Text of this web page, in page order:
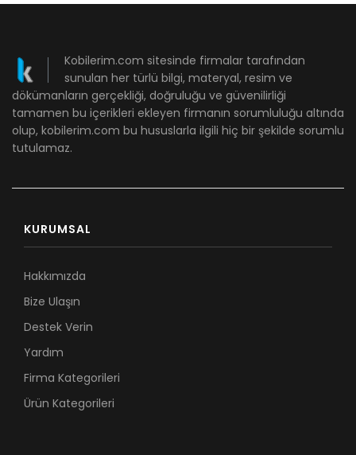
Kobilerim.com sitesinde firmalar tarafından
sunulan her türlü bilgi, materyal, resim ve
dökümanların gerçekliği, doğruluğu ve güvenilirliği
tamamen bu içerikleri ekleyen firmanın sorumluluğu altında
olup, kobilerim.com bu hususlarla ilgili hiç bir şekilde sorumlu
tutulamaz.
KURUMSAL
Hakkımızda
Bize Ulaşın
Destek Verin
Yardım
Firma Kategorileri
Ürün Kategorileri